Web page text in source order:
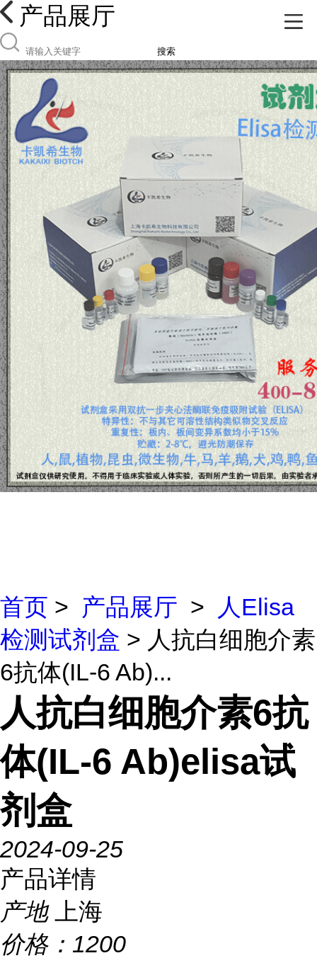
产品展厅
搜索
首页 > 产品展厅 >
人Elisa
检测试剂盒 > 人抗白细胞介素
6抗体(IL-6 Ab)...
人抗白细胞介素6抗
体(IL-6 Ab)elisa试
剂盒
2024-09-25
产品详情
产地
上海
价格： 1200